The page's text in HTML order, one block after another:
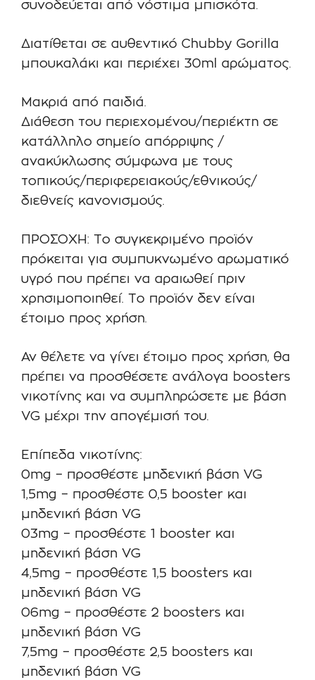
συνοδεύεται από νόστιμα μπισκότα.
Διατίθεται σε αυθεντικό Chubby Gorilla
μπουκαλάκι και περιέχει 30ml αρώματος.
Μακριά από παιδιά.
Διάθεση του περιεχομένου/περιέκτη σε
κατάλληλο σημείο απόρριψης /
ανακύκλωσης σύμφωνα με τους
τοπικούς/περιφερειακούς/εθνικούς/
διεθνείς κανονισμούς.
ΠΡΟΣΟΧΗ: Το συγκεκριμένο προϊόν
πρόκειται για συμπυκνωμένο αρωματικό
υγρό που πρέπει να αραιωθεί πριν
χρησιμοποιηθεί. Το προϊόν δεν είναι
έτοιμο προς χρήση.
Αν θέλετε να γίνει έτοιμο προς χρήση, θα
πρέπει να προσθέσετε ανάλογα boosters
νικοτίνης και να συμπληρώσετε με βάση
VG μέχρι την απογέμισή του.
Επίπεδα νικοτίνης:
0mg – προσθέστε μηδενική βάση VG
1,5mg – προσθέστε 0,5 booster και
μηδενική βάση VG
03mg – προσθέστε 1 booster και
μηδενική βάση VG
4,5mg – προσθέστε 1,5 boosters και
μηδενική βάση VG
06mg – προσθέστε 2 boosters και
μηδενική βάση VG
7,5mg – προσθέστε 2,5 boosters και
μηδενική βάση VG